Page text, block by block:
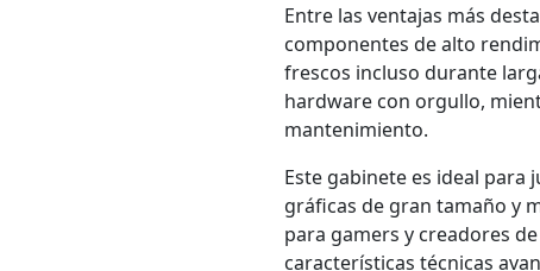
Entre las ventajas más
componentes de alto
frescos incluso durante
hardware con orgullo,
mantenimiento.
Este gabinete es ideal
gráficas de gran tamaño y
para gamers y creadores
características técnicas